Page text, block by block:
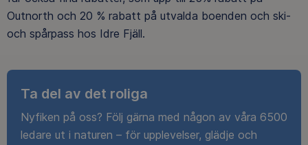
Outnorth och 20 % rabatt på utvalda boenden och ski-
och spårpass hos Idre Fjäll.
Ta del av det roliga
Nyfiken på oss? Följ gärna med någon av våra 6500
ledare ut i naturen – för upplevelser, glädje och